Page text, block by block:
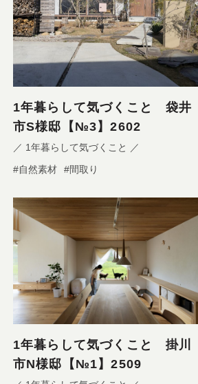
1年暮らして気づくこと 袋井
市S様邸【№3】2602
／ 1年暮らして気づくこと ／
#自然素材
#間取り
1年暮らして気づくこと 掛川
市N様邸【№1】2509